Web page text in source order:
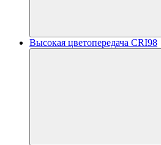
Высокая цветопередача CRI98